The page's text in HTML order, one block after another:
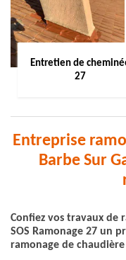
Entretien de
27
Entreprise
Barbe Sur
Confiez vos travaux de
SOS Ramonage 27 un
ramonage de chaudière